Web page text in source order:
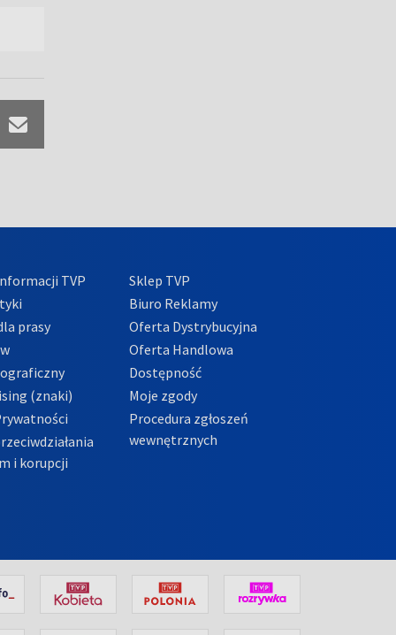
TVP
prasy
(znaki)
i korupcji
Sklep TVP
Biuro Reklamy
Oferta Dystrybucyjna
Oferta Handlowa
Dostępność
Moje zgody
Procedura zgłoszeń
wewnętrznych